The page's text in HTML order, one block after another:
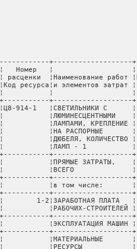
------------+-------------------+----T---------+-------+---------+----------+--------
¦   Номер   ¦                   ¦    ¦         ¦       ¦Стоимость¦  Всего   ¦В том числе:¦
¦ расценки  ¦Наименование работ ¦Код ¦ Единица ¦ Норма ¦единицы, ¦стоимость,¦транспортные¦
¦Код ресурса¦и элементов затрат ¦зоны¦измерения¦расхода¦  руб.   ¦   руб.   ¦  расходы,  ¦
¦           ¦                   ¦    ¦         ¦       ¦         ¦          ¦    руб.    ¦
+-----------+-------------------+----+---------+-------+---------+----------+------------+
¦Ц8-914-1   ¦СВЕТИЛЬНИКИ С      ¦    ¦ 100 шт  ¦       ¦         ¦          ¦            ¦
¦           ¦ЛЮМИНЕСЦЕНТНЫМИ    ¦    ¦         ¦       ¦         ¦          ¦            ¦
¦           ¦ЛАМПАМИ, КРЕПЛЕНИЕ ¦    ¦         ¦       ¦         ¦          ¦            ¦
¦           ¦НА РАСПОРНЫЕ       ¦    ¦         ¦       ¦         ¦          ¦            ¦
¦           ¦ДЮБЕЛЯ, КОЛИЧЕСТВО ¦    ¦         ¦       ¦         ¦          ¦            ¦
¦           ¦ЛАМП - 1           ¦    ¦         ¦       ¦         ¦          ¦            ¦
+-----------+-------------------+----+---------+-------+---------+----------+------------+
¦           ¦ПРЯМЫЕ ЗАТРАТЫ,    ¦1-3 ¦  руб.   ¦       ¦         ¦    390,11¦        2,22¦
¦           ¦ВСЕГО              ¦    ¦         ¦       ¦         ¦          ¦            ¦
+-----------+-------------------+----+---------+-------+---------+----------+------------+
¦           ¦в том числе:       ¦    ¦         ¦       ¦         ¦          ¦            ¦
+-----------+-------------------+----+---------+-------+---------+----------+------------+
¦        1-2¦ЗАРАБОТНАЯ ПЛАТА   ¦    ¦  руб.   ¦       ¦         ¦    343,52¦            ¦
¦           ¦РАБОЧИХ-СТРОИТЕЛЕЙ ¦    ¦         ¦       ¦         ¦          ¦            ¦
+-----------+-------------------+----+---------+-------+---------+----------+------------+
¦           ¦ЭКСПЛУАТАЦИЯ МАШИН ¦    ¦  руб.   ¦       ¦         ¦      4,51¦            ¦
+-----------+-------------------+----+---------+-------+---------+----------+------------+
¦           ¦МАТЕРИАЛЬНЫЕ       ¦    ¦  руб.   ¦       ¦         ¦     42,08¦        2,22¦
¦           ¦РЕСУРСЫ            ¦    ¦         ¦       ¦         ¦          ¦            ¦
+-----------+-------------------+----+---------+-------+---------+----------+------------+
¦           ¦ЗАТРАТЫ ТРУДА      ¦    ¦         ¦       ¦         ¦          ¦            ¦
+-----------+-------------------+----+---------+-------+---------+----------+------------+
¦   999-9999¦СРЕДНИЙ РАЗРЯД     ¦    ¦         ¦    3,5¦         ¦          ¦            ¦
¦           ¦РАБОЧИХ-СТРОИТЕЛЕЙ ¦    ¦         ¦       ¦         ¦          ¦            ¦
+-----------+-------------------+----+---------+-------+---------+----------+------------+
¦        1-1¦ЗАТРАТЫ ТРУДА      ¦    ¦ чел.-ч  ¦ 194,08¦         ¦          ¦            ¦
¦           ¦РАБОЧИХ-СТРОИТЕЛЕЙ ¦    ¦         ¦       ¦         ¦          ¦            ¦
+-----------+-------------------+----+---------+-------+---------+----------+------------+
¦           ¦МАШИНЫ И МЕХАНИЗМЫ ¦    ¦         ¦       ¦         ¦          ¦            ¦
+-----------+-------------------+----+---------+-------+---------+----------+------------+
¦    М030402¦ЛЕБЕДКИ            ¦    ¦ маш.-ч  ¦    1,5¦     0,21¦      0,32¦            ¦
¦           ¦ЭЛЕКТРИЧЕСКИЕ      ¦    ¦         ¦       ¦         ¦          ¦            ¦
¦           ¦ТЯГОВЫМ УСИЛИЕМ ДО ¦    ¦         ¦       ¦         ¦          ¦            ¦
¦           ¦12,26 (1,25) КН (Т)¦    ¦         ¦       ¦         ¦          ¦            ¦
+-----------+-------------------+----+---------+-------+---------+----------